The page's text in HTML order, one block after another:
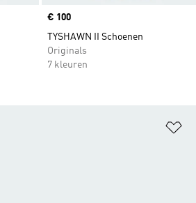
Price
€ 100
TYSHAWN II Schoenen
Originals
7 kleuren